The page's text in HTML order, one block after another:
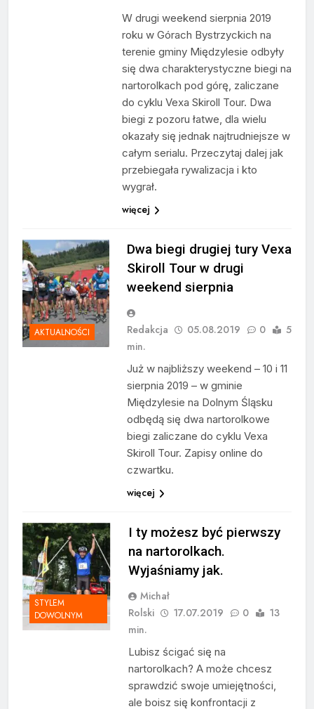
W drugi weekend sierpnia 2019
roku w Górach Bystrzyckich na
terenie gminy Międzylesie odbyły
się dwa charakterystyczne biegi na
nartorolkach pod górę, zaliczane
do cyklu Vexa Skiroll Tour. Dwa
biegi z pozoru łatwe, dla wielu
okazały się jednak najtrudniejsze w
całym serialu. Przeczytaj dalej jak
przebiegała rywalizacja i kto
wygrał.
więcej
AKTUALNOŚCI
Dwa biegi drugiej tury Vexa
Skiroll Tour w drugi
weekend sierpnia
Redakcja 05.08.2019 0
5
min.
Już w najbliższy weekend – 10 i 11
sierpnia 2019 – w gminie
Międzylesie na Dolnym Śląsku
odbędą się dwa nartorolkowe
biegi zaliczane do cyklu Vexa
Skiroll Tour. Zapisy online do
czwartku.
więcej
STYLEM
DOWOLNYM
I ty możesz być pierwszy
na nartorolkach.
Wyjaśniamy jak.
Michał
Rolski
17.07.2019 0
13
min.
Lubisz ścigać się na
nartorolkach? A może chcesz
sprawdzić swoje umiejętności,
ale boisz się konfrontacji z